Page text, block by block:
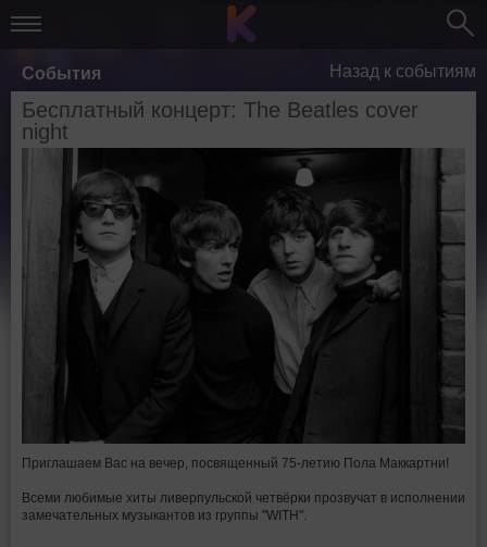
События Назад к событиям
Бесплатный концерт: The Beatles cover
night
Приглашаем Вас на вечер, посвященный 75-летию Пола Маккартни!
Всеми любимые хиты ливерпульской четвёрки прозвучат в исполнении
замечательных музыкантов из группы "WITH".